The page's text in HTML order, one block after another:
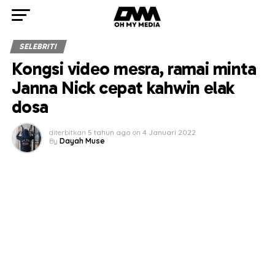
SELEBRITI
Kongsi video mesra, ramai minta
Janna Nick cepat kahwin elak
dosa
diterbitkan 5 tahun ago on 4 Januari 2022
By Dayah Muse